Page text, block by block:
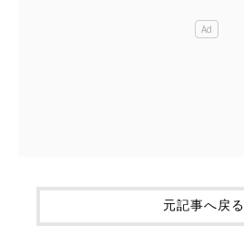
元記事へ戻る